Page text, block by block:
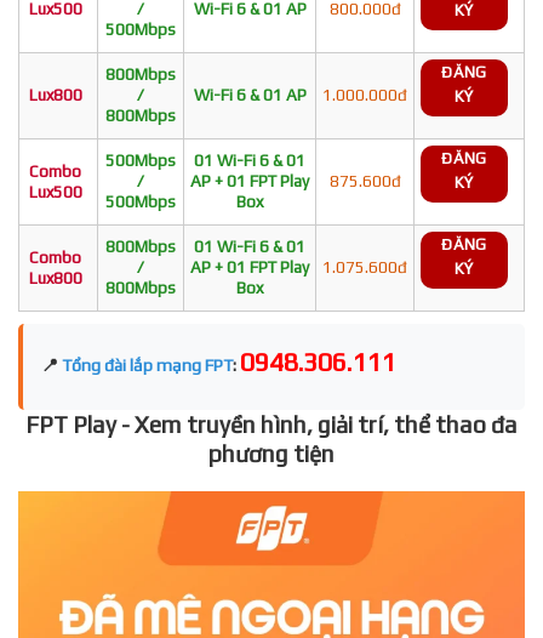
Lux500
/
500Mbps
Wi-Fi 6 & 01 AP 800.000đ KÝ
Lux800
800Mbps
/
800Mbps
Wi-Fi 6 & 01 AP 1.000.000đ
ĐĂNG
KÝ
Combo
Lux500
500Mbps
/
500Mbps
01 Wi-Fi 6 & 01
AP + 01 FPT Play
Box
875.600đ
ĐĂNG
KÝ
Combo
Lux800
800Mbps
/
800Mbps
01 Wi-Fi 6 & 01
AP + 01 FPT Play
Box
1.075.600đ
ĐĂNG
KÝ
📍 Tổng đài lắp mạng FPT: 0948.306.111
FPT Play - Xem truyền hình, giải trí, thể thao đa
phương tiện